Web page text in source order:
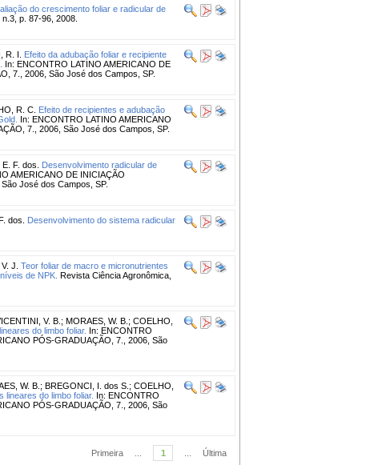
do crescimento foliar e radicular de
p. 87-96, 2008.
R. I.
Efeito da adubação foliar e recipiente
In: ENCONTRO LATINO AMERICANO DE
7., 2006, São José dos Campos, SP.
R. C. Efeito de recipientes e adubação
In: ENCONTRO LATINO AMERICANO
7., 2006, São José dos Campos, SP.
F. dos.
Desenvolvimento radicular de
AMERICANO DE INICIAÇÃO
José dos Campos, SP.
dos.
Desenvolvimento do sistema radicular
J. Teor foliar de macro e micronutrientes
de NPK. Revista Ciência Agronômica,
V. B. ; MORAES, W. B. ; COELHO,
do limbo foliar. In: ENCONTRO
PÓS-GRADUAÇÃO, 7., 2006, São
W. B. ; BREGONCI, I. dos S. ; COELHO,
lineares do limbo foliar. In: ENCONTRO
PÓS-GRADUAÇÃO, 7., 2006, São
Primeira 1 Última